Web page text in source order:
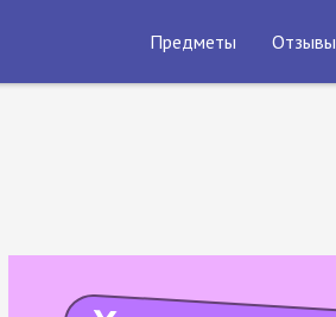
Предметы Отзывы